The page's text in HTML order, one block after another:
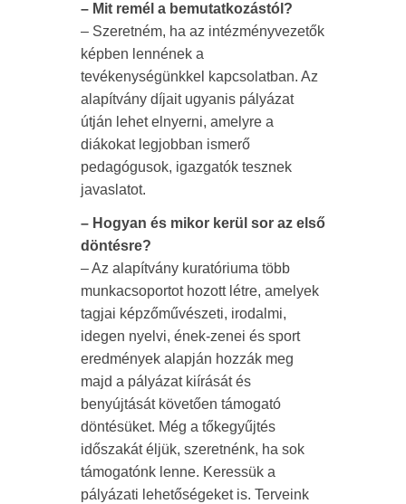
– Mit remél a bemutatkozástól?
– Szeretném, ha az intézményvezetők
képben lennének a
tevékenységünkkel kapcsolatban. Az
alapítvány díjait ugyanis pályázat
útján lehet elnyerni, amelyre a
diákokat legjobban ismerő
pedagógusok, igazgatók tesznek
javaslatot.
– Hogyan és mikor kerül sor az első
döntésre?
– Az alapítvány kuratóriuma több
munkacsoportot hozott létre, amelyek
tagjai képzőművészeti, irodalmi,
idegen nyelvi, ének-zenei és sport
eredmények alapján hozzák meg
majd a pályázat kiírását és
benyújtását követően támogató
döntésüket. Még a tőkegyűjtés
időszakát éljük, szeretnénk, ha sok
támogatónk lenne. Keressük a
pályázati lehetőségeket is. Terveink